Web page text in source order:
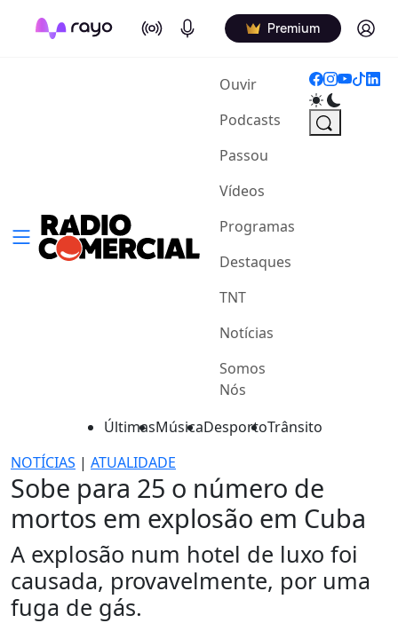
On Air Podcasts Premium Log in
Ouvir(current)
Podcasts
Passou
Vídeos
Programas
Destaques
TNT
Notícias
Somos
Nós
ÚltimasMúsicaDesportoTrânsito
NOTÍCIAS | ATUALIDADE
Sobe para 25 o número de
mortos em explosão em Cuba
A explosão num hotel de luxo foi
causada, provavelmente, por uma
fuga de gás.